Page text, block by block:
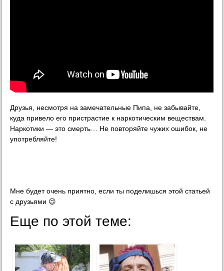
Друзья, несмотря на замечательные Пипа, не забывайте,
куда привело его пристрастие к наркотическим веществам.
Наркотики — это смерть… Не повторяйте чужих ошибок, не
употребляйте!
Мне будет очень приятно, если ты поделишься этой статьей
с друзьями 😉
Еще по этой теме: